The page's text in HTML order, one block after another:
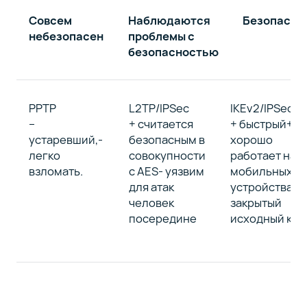
Совсем
небезопасен
Наблюдаются
проблемы с
безопасностью
Безопасен
PPTP
–
устаревший,-
легко
взломать.
L2TP/IPSec
+ считается
безопасным в
совокупности
с AES- уязвим
для атак
человек
посередине
IKEv2/IPSec
+ быстрый+
хорошо
работает на
мобильных
устройствах-
закрытый
исходный код